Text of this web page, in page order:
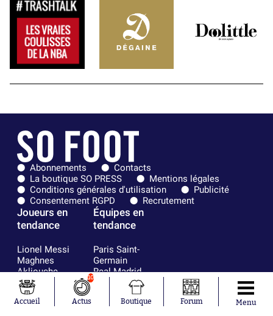
Abonnements
Contacts
La boutique SO PRESS
Mentions légales
Conditions générales d'utilisation
Publicité
Consentement RGPD
Recrutement
Joueurs en
tendance
Lionel Messi
Maghnes
Akliouche
Mohamed
Salah
Neymar
Équipes en
tendance
Paris Saint-
Germain
Real Madrid
Olympique de
FIFA
Accueil
10
Actus Boutique Forum Menu